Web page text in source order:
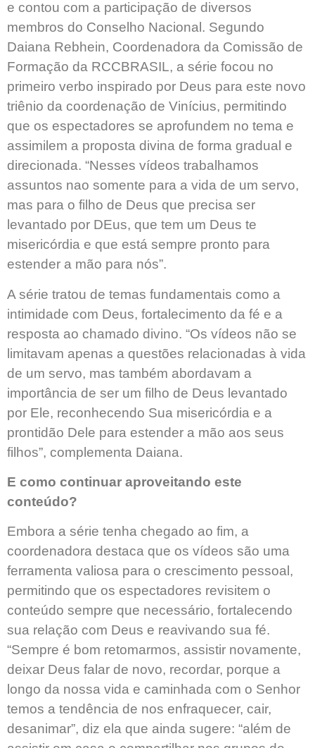
e contou com a participação de diversos
membros do Conselho Nacional. Segundo
Daiana Rebhein, Coordenadora da Comissão de
Formação da RCCBRASIL, a série focou no
primeiro verbo inspirado por Deus para este novo
triênio da coordenação de Vinícius, permitindo
que os espectadores se aprofundem no tema e
assimilem a proposta divina de forma gradual e
direcionada. “Nesses vídeos trabalhamos
assuntos nao somente para a vida de um servo,
mas para o filho de Deus que precisa ser
levantado por DEus, que tem um Deus te
misericórdia e que está sempre pronto para
estender a mão para nós”.
A série tratou de temas fundamentais como a
intimidade com Deus, fortalecimento da fé e a
resposta ao chamado divino. “Os vídeos não se
limitavam apenas a questões relacionadas à vida
de um servo, mas também abordavam a
importância de ser um filho de Deus levantado
por Ele, reconhecendo Sua misericórdia e a
prontidão Dele para estender a mão aos seus
filhos”, complementa Daiana.
E como continuar aproveitando este
conteúdo?
Embora a série tenha chegado ao fim, a
coordenadora destaca que os vídeos são uma
ferramenta valiosa para o crescimento pessoal,
permitindo que os espectadores revisitem o
conteúdo sempre que necessário, fortalecendo
sua relação com Deus e reavivando sua fé.
“Sempre é bom retomarmos, assistir novamente,
deixar Deus falar de novo, recordar, porque a
longo da nossa vida e caminhada com o Senhor
temos a tendência de nos enfraquecer, cair,
desanimar”, diz ela que ainda sugere: “além de